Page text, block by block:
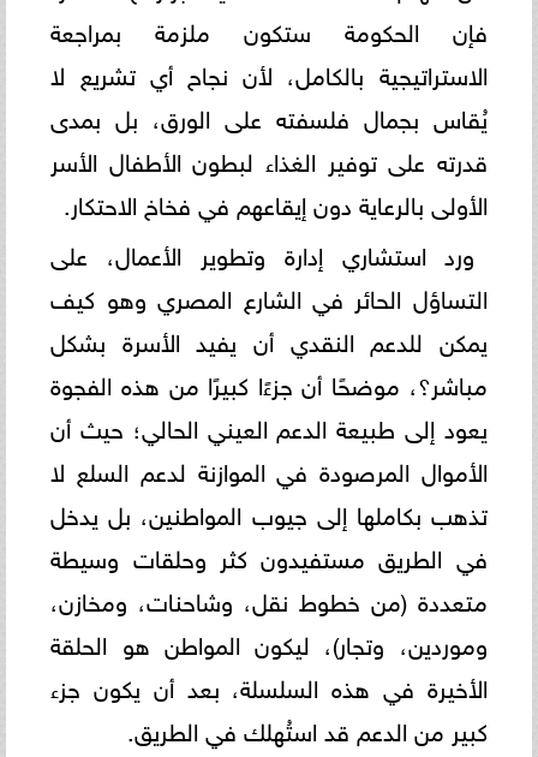
فإن الحكومة ستكون ملزمة بمراجعة
الاستراتيجية بالكامل، لأن نجاح أي تشريع لا
يُقاس بجمال فلسفته على الورق، بل بمدى
قدرته على توفير الغذاء لبطون الأطفال الأسر
الأولى بالرعاية دون إيقاعهم في فخاخ الاحتكار.
ورد استشاري إدارة وتطوير الأعمال، على
التساؤل الحائر في الشارع المصري وهو كيف
يمكن للدعم النقدي أن يفيد الأسرة بشكل
مباشر؟، موضحًا أن جزءًا كبيرًا من هذه الفجوة
يعود إلى طبيعة الدعم العيني الحالي؛ حيث أن
الأموال المرصودة في الموازنة لدعم السلع لا
تذهب بكاملها إلى جيوب المواطنين، بل يدخل
في الطريق مستفيدون كثر وحلقات وسيطة
متعددة (من خطوط نقل، وشاحنات، ومخازن،
وموردين، وتجار)، ليكون المواطن هو الحلقة
الأخيرة في هذه السلسلة، بعد أن يكون جزء
كبير من الدعم قد استُهلك في الطريق.